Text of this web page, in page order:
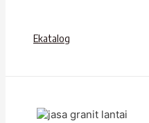
Ekatalog